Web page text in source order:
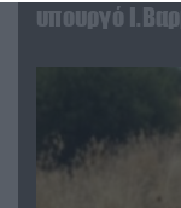
υπουργό